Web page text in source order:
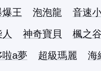
爆王 泡泡龍
音速
神奇寶貝 楓之谷
啦a夢 超級瑪麗
海